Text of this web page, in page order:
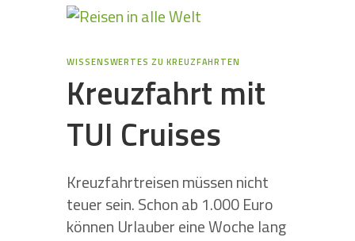
WISSENSWERTES ZU KREUZFAHRTEN
Kreuzfahrt mit
TUI Cruises
Kreuzfahrtreisen müssen nicht
teuer sein. Schon ab 1.000 Euro
können Urlauber eine Woche lang